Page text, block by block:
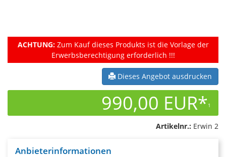
ACHTUNG:Zum Kauf dieses Produkts ist die Vorlage der
Erwerbsberechtigung erforderlich !!!
Dieses Angebot ausdrucken
990,00 EUR*1
Artikelnr.: Erwin 2
Anbieterinformationen